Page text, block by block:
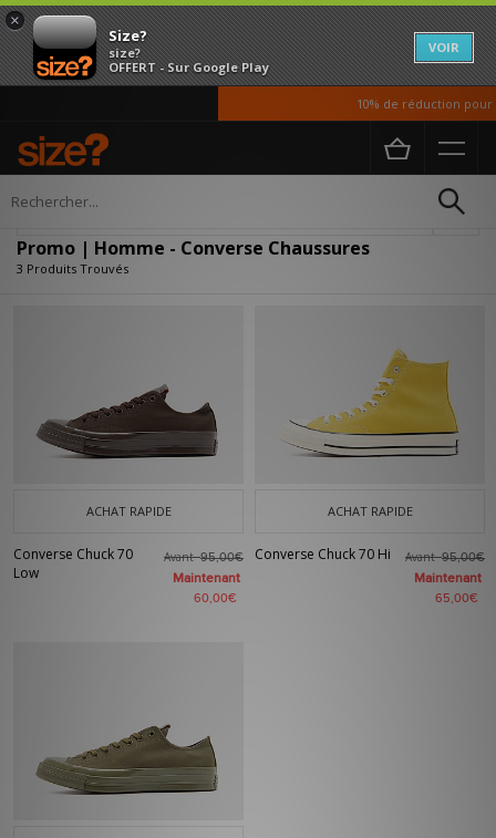
×
Size?
size?
OFFERT - Sur Google Play
VOIR
10% de réduction pour
Accueil Homme
Promo | Homme - Converse Chaussures
3 Produits Trouvés
ACHAT RAPIDE
Converse Chuck 70
Low
Avant95,00€
Maintenant
60,00€
ACHAT RAPIDE
Converse Chuck 70 Hi Avant95,00€
Maintenant
65,00€